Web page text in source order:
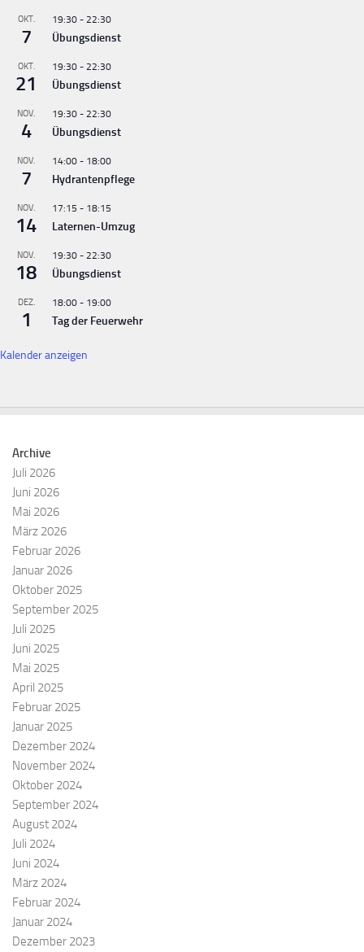
OKT.
7
19:30 - 22:30
Übungsdienst
OKT.
21
19:30 - 22:30
Übungsdienst
NOV.
4
19:30 - 22:30
Übungsdienst
NOV.
7
14:00 - 18:00
Hydrantenpflege
NOV.
14
17:15 - 18:15
Laternen-Umzug
NOV.
18
19:30 - 22:30
Übungsdienst
DEZ.
1
18:00 - 19:00
Tag der Feuerwehr
Kalender anzeigen
Archive
Juli 2026
Juni 2026
Mai 2026
März 2026
Februar 2026
Januar 2026
Oktober 2025
September 2025
Juli 2025
Juni 2025
Mai 2025
April 2025
Februar 2025
Januar 2025
Dezember 2024
November 2024
Oktober 2024
September 2024
August 2024
Juli 2024
Juni 2024
März 2024
Februar 2024
Januar 2024
Dezember 2023